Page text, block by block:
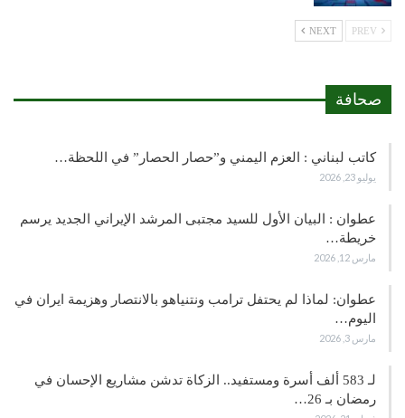
NEXT
صحافة
كاتب لبناني : العزم اليمني و”حصار الحصار” في اللحظة…
يوليو 23, 2026
عطوان : البيان الأول للسيد مجتبى المرشد الإيراني الجديد يرسم
خريطة…
مارس 12, 2026
عطوان: لماذا لم يحتفل ترامب ونتنياهو بالانتصار وهزيمة ايران في
اليوم…
مارس 3, 2026
لـ 583 ألف أسرة ومستفيد.. الزكاة تدشن مشاريع الإحسان في
رمضان بـ 26…